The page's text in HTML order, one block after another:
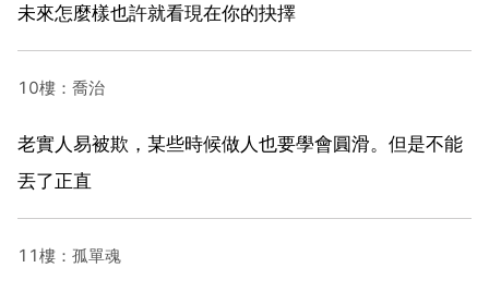
未來怎麼樣也許就看現在你的抉擇
10樓：喬治
老實人易被欺，某些時候做人也要學會圓滑。但是不能
丟了正直
11樓：孤單魂